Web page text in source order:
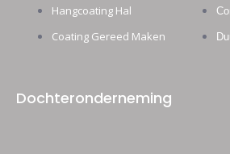
Hangcoating Hal
Coating Gereed Maken
Dochteronderneming